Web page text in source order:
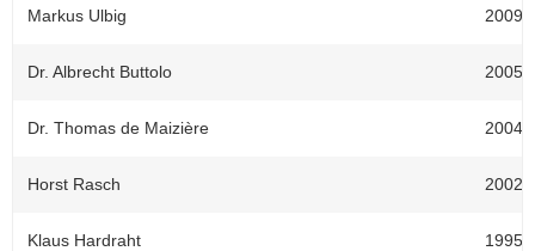
Markus Ulbig 2009-
Dr. Albrecht Buttolo 2005-
Dr. Thomas de Maizière 2004-
Horst Rasch 2002-
Klaus Hardraht 1995-